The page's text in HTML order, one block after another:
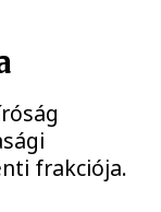
frakciója.